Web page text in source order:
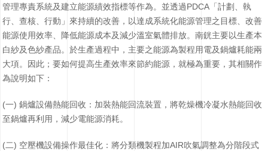
管理專責系統及建立能源績效指標等作為。並透過PDCA「計劃、執
行、查核、行動」來持續的改善，以達成系統化能源管理之目標、改善
能源使用效率、降低能源成本及減少溫室氣體排放。南銧主要以生產本
白紗及色紗產品。於生產過程中，主要之能源為製程用電及鍋爐耗能兩
大項。因此；要如何提高生產效率來節約能源，就極為重要，其相關作
為說明如下：
(一) 鍋爐設備熱能回收：加裝熱能回流裝置，將乾燥機冷凝水熱能回收
至鍋爐再利用，減少電能源消耗。
(二) 空壓機設備操作最佳化：將分類機製程加AIR吹氣調整為分階段式